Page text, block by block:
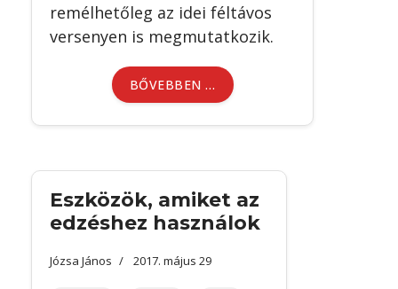
remélhetőleg az idei féltávos
versenyen is megmutatkozik.
BŐVEBBEN …
Eszközök, amiket az
edzéshez használok
Józsa János 2017. május 29